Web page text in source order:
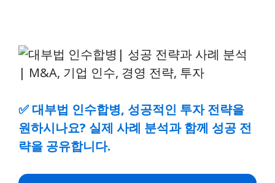
✅ 대부법 인수합병, 성공적인 투자 전략을
원하시나요? 실제 사례 분석과 함께 성공 전
략을 공유합니다.